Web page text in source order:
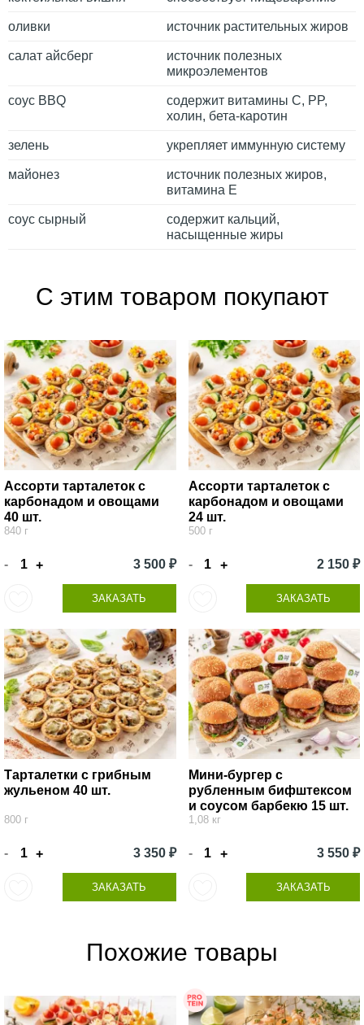
оливки источник растительных жиров
салат айсберг
источник полезных
микроэлементов
соус BBQ
содержит витамины С, PP,
холин, бета-каротин
зелень укрепляет иммунную систему
майонез
источник полезных жиров,
витамина Е
соус сырный
содержит кальций,
насыщенные жиры
С этим товаром покупают
Ассорти тарталеток с
карбонадом и овощами
40 шт.
840 г
- + 3 500 ₽
ЗАКАЗАТЬ
Ассорти тарталеток с
карбонадом и овощами
24 шт.
500 г
- + 2 150 ₽
ЗАКАЗАТЬ
Тарталетки с грибным
жульеном 40 шт.
800 г
- + 3 350 ₽
ЗАКАЗАТЬ
Мини-бургер с
рубленным бифштексом
и соусом барбекю 15 шт.
1,08 кг
- + 3 550 ₽
ЗАКАЗАТЬ
Похожие товары